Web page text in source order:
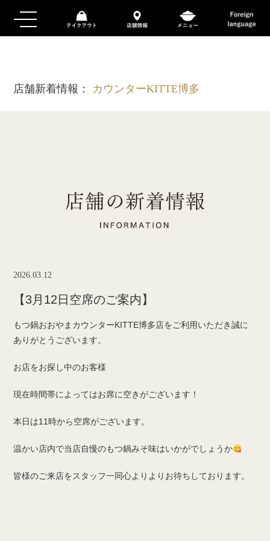
店舗新着情報： カウンターKITTE博多
2026.03.12
【3月12日空席のご案内】
もつ鍋おおやまカウンターKITTE博多店をご利用いただき誠に
ありがとうございます。
お店をお探し中のお客様
現在時間帯によってはお席に空きがございます！
本日は11時から空席がございます。
温かい店内で当店自慢のもつ鍋みそ味はいかがでしょうか
皆様のご来店をスタッフ一同心よりよりお待ちしております。